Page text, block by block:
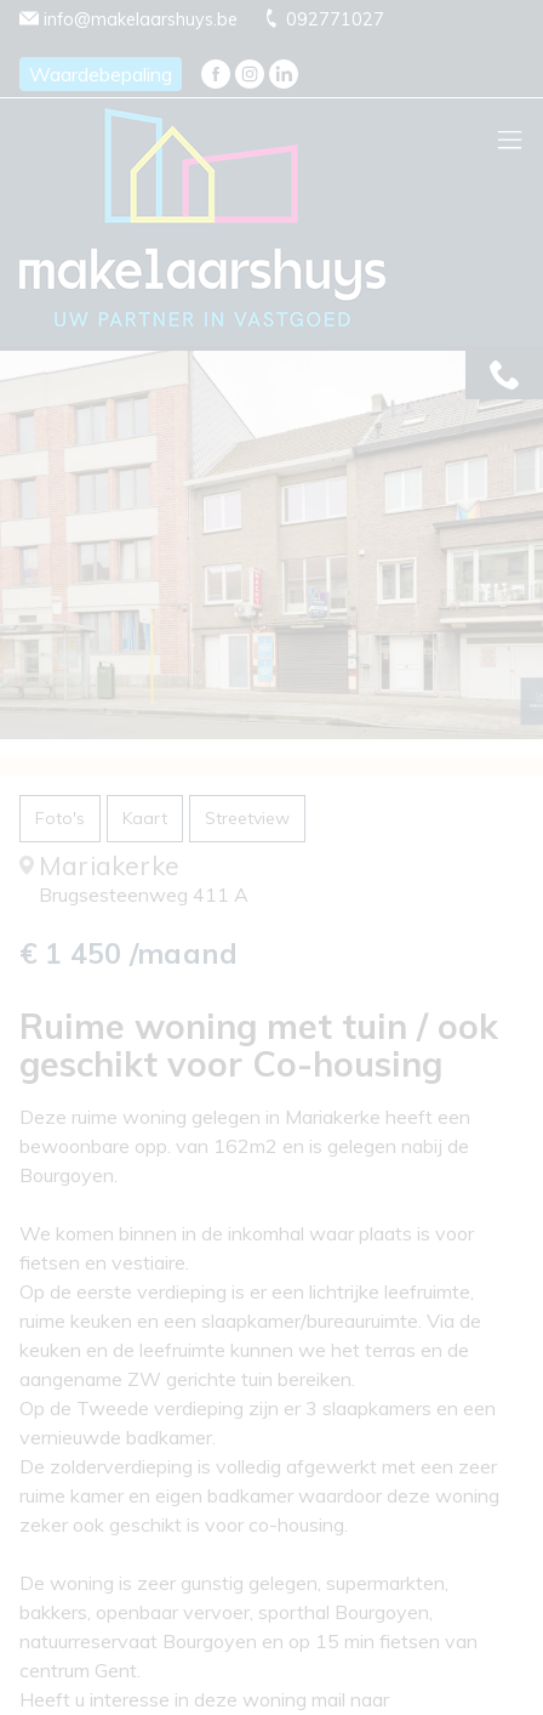
Menu overslaan en naar de inhoud gaan
info@makelaarshuys.be 092771027
Waardebepaling
Ruime woning met tuin / ook
geschikt voor Co-housing
Mariakerke
Brugsesteenweg 411 A
€ 1 450 /maand
Foto's Kaart Streetview
Deze ruime woning gelegen in Mariakerke heeft een
bewoonbare opp. van 162m2 en is gelegen nabij de
Bourgoyen.
We komen binnen in de inkomhal waar plaats is voor
fietsen en vestiaire.
Op de eerste verdieping is er een lichtrijke leefruimte,
ruime keuken en een slaapkamer/bureauruimte. Via de
keuken en de leefruimte kunnen we het terras en de
aangename ZW gerichte tuin bereiken.
Op de Tweede verdieping zijn er 3 slaapkamers en een
vernieuwde badkamer.
De zolderverdieping is volledig afgewerkt met een zeer
ruime kamer en eigen badkamer waardoor deze woning
zeker ook geschikt is voor co-housing.
De woning is zeer gunstig gelegen, supermarkten,
bakkers, openbaar vervoer, sporthal Bourgoyen,
natuurreservaat Bourgoyen en op 15 min fietsen van
centrum Gent.
Heeft u interesse in deze woning mail naar